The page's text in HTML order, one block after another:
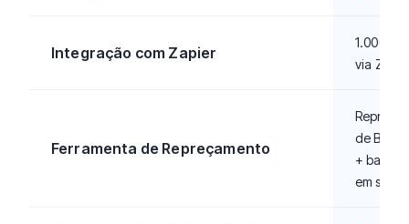
Integração com Zapier
1.000+
via
Ferramenta de Repreçamento
de Buy
+
em stock